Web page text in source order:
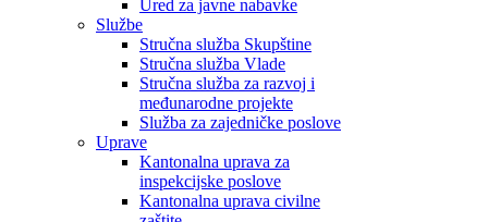
Ured za javne nabavke
Službe
Stručna služba Skupštine
Stručna služba Vlade
Stručna služba za razvoj i
međunarodne projekte
Služba za zajedničke poslove
Uprave
Kantonalna uprava za
inspekcijske poslove
Kantonalna uprava civilne